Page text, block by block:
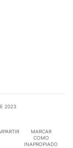
2023
MARCAR
COMO
INAPROPIADO